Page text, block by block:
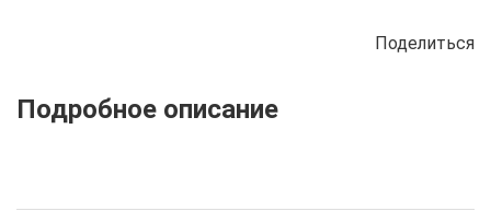
Поделиться
Описание Отзывы Рецепты